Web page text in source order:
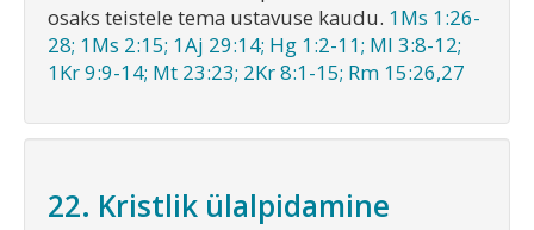
osaks teistele tema ustavuse kaudu. 1Ms 1:26-
28; 1Ms 2:15; 1Aj 29:14; Hg 1:2-11; Ml 3:8-12;
1Kr 9:9-14; Mt 23:23; 2Kr 8:1-15; Rm 15:26,27
22. Kristlik ülalpidamine